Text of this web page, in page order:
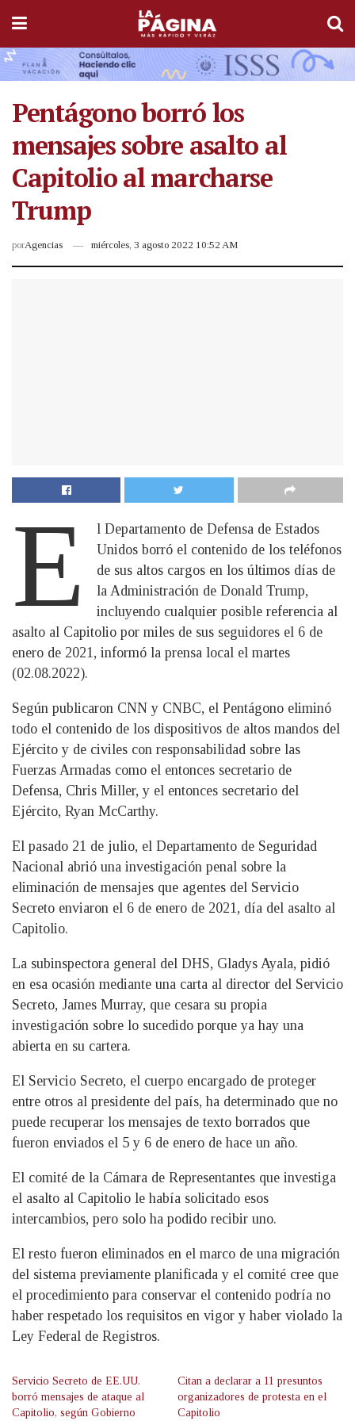
Pentágono borró los
mensajes sobre asalto al
Capitolio al marcharse
Trump
porAgencias miércoles, 3 agosto 2022 10:52 AM
E
l Departamento de Defensa de Estados
Unidos borró el contenido de los teléfonos
de sus altos cargos en los últimos días de
la Administración de Donald Trump,
incluyendo cualquier posible referencia al
asalto al Capitolio por miles de sus seguidores el 6 de
enero de 2021, informó la prensa local el martes
(02.08.2022).
Según publicaron CNN y CNBC, el Pentágono eliminó
todo el contenido de los dispositivos de altos mandos del
Ejército y de civiles con responsabilidad sobre las
Fuerzas Armadas como el entonces secretario de
Defensa, Chris Miller, y el entonces secretario del
Ejército, Ryan McCarthy.
El pasado 21 de julio, el Departamento de Seguridad
Nacional abrió una investigación penal sobre la
eliminación de mensajes que agentes del Servicio
Secreto enviaron el 6 de enero de 2021, día del asalto al
Capitolio.
La subinspectora general del DHS, Gladys Ayala, pidió
en esa ocasión mediante una carta al director del Servicio
Secreto, James Murray, que cesara su propia
investigación sobre lo sucedido porque ya hay una
abierta en su cartera.
El Servicio Secreto, el cuerpo encargado de proteger
entre otros al presidente del país, ha determinado que no
puede recuperar los mensajes de texto borrados que
fueron enviados el 5 y 6 de enero de hace un año.
El comité de la Cámara de Representantes que investiga
el asalto al Capitolio le había solicitado esos
intercambios, pero solo ha podido recibir uno.
El resto fueron eliminados en el marco de una migración
del sistema previamente planificada y el comité cree que
el procedimiento para conservar el contenido podría no
haber respetado los requisitos en vigor y haber violado la
Ley Federal de Registros.
Servicio Secreto de EE.UU.
borró mensajes de ataque al
Capitolio, según Gobierno
Citan a declarar a 11 presuntos
organizadores de protesta en el
Capitolio